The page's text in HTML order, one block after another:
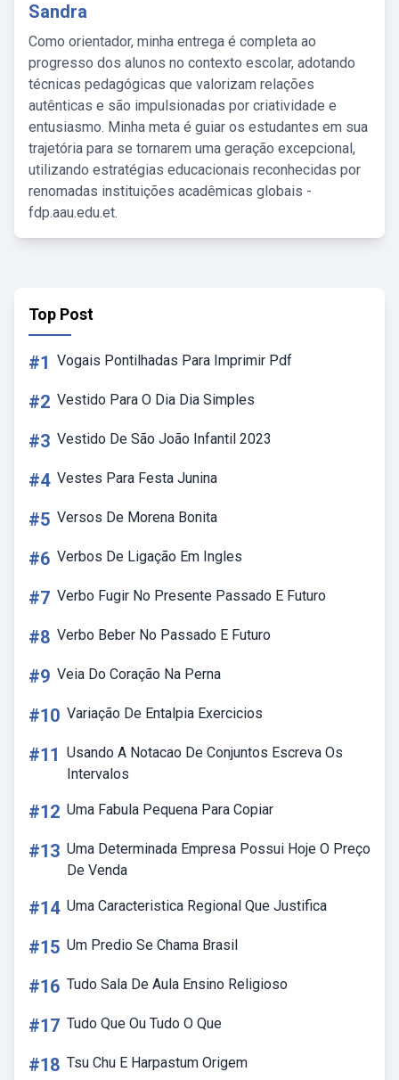
Sandra
Como orientador, minha entrega é completa ao
progresso dos alunos no contexto escolar, adotando
técnicas pedagógicas que valorizam relações
autênticas e são impulsionadas por criatividade e
entusiasmo. Minha meta é guiar os estudantes em sua
trajetória para se tornarem uma geração excepcional,
utilizando estratégias educacionais reconhecidas por
renomadas instituições acadêmicas globais -
fdp.aau.edu.et.
Top Post
#1 Vogais Pontilhadas Para Imprimir Pdf
#2 Vestido Para O Dia Dia Simples
#3 Vestido De São João Infantil 2023
#4 Vestes Para Festa Junina
#5 Versos De Morena Bonita
#6 Verbos De Ligação Em Ingles
#7 Verbo Fugir No Presente Passado E Futuro
#8 Verbo Beber No Passado E Futuro
#9 Veia Do Coração Na Perna
#10 Variação De Entalpia Exercicios
#11 Usando A Notacao De Conjuntos Escreva Os
Intervalos
#12 Uma Fabula Pequena Para Copiar
#13 Uma Determinada Empresa Possui Hoje O Preço
De Venda
#14 Uma Caracteristica Regional Que Justifica
#15 Um Predio Se Chama Brasil
#16 Tudo Sala De Aula Ensino Religioso
#17 Tudo Que Ou Tudo O Que
#18 Tsu Chu E Harpastum Origem